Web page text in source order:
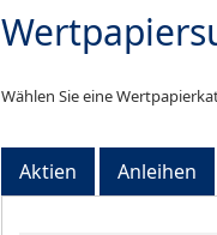
Wählen Sie eine
Aktien Anleihen